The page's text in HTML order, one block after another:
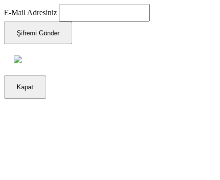
E-Mail Adresiniz
Şifremi Gönder
Kapat